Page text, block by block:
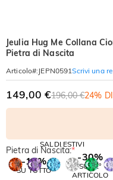
Jeulia Hug Me Collana
Pietra di Nascita
Articolo#: JEPN0591Scrivi una
149,00 €196,00 €24%
SALDI ESTIVI
-10%
SU TUTTO
-30%
SUL 2°
ARTICOLO
Pietra di Nascita:*